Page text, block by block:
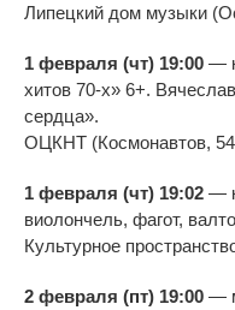
Липецкий дом музыки
1 февраля (чт) 19:00 —
хитов 70-х» 6+.
сердца».
ОЦКНТ (Космонавтов,
1 февраля (чт) 19:02 —
виолончель, фагот,
Культурное
2 февраля (пт) 19:00 —